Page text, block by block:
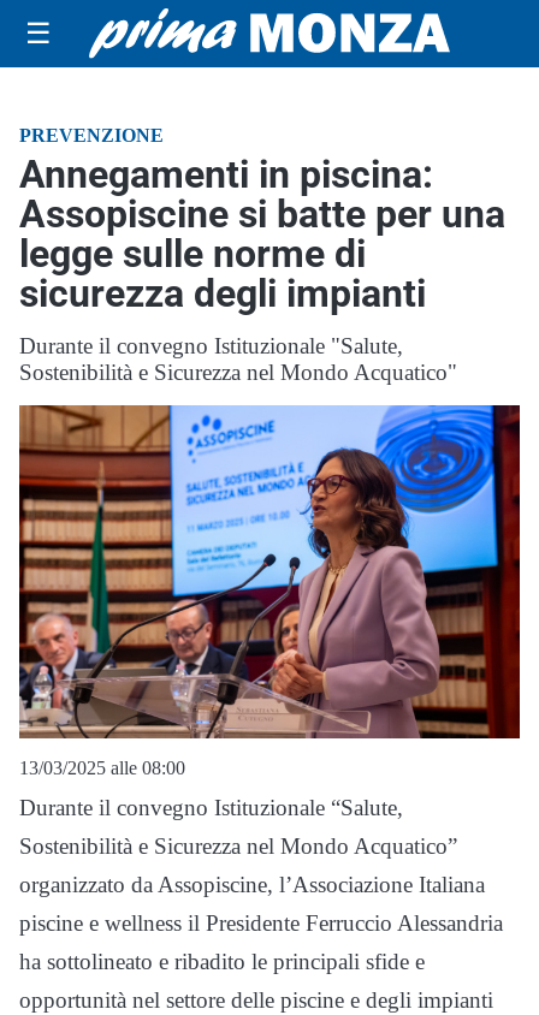
☰
PREVENZIONE
Annegamenti in piscina:
Assopiscine si batte per una
legge sulle norme di
sicurezza degli impianti
Durante il convegno Istituzionale "Salute,
Sostenibilità e Sicurezza nel Mondo Acquatico"
13/03/2025 alle 08:00
Durante il convegno Istituzionale “Salute,
Sostenibilità e Sicurezza nel Mondo Acquatico”
organizzato da Assopiscine, l’Associazione Italiana
piscine e wellness il Presidente Ferruccio Alessandria
ha sottolineato e ribadito le principali sfide e
opportunità nel settore delle piscine e degli impianti